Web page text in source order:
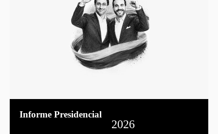
Informe Presidencial
2026